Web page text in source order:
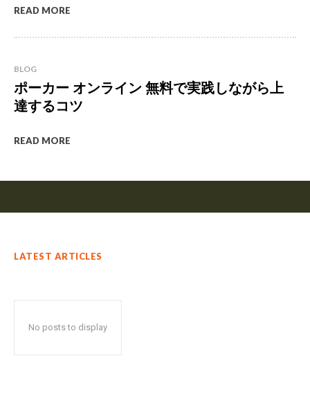
READ MORE
BLOG
ポーカー オンライン 無料で実践しながら上
達するコツ
READ MORE
LATEST ARTICLES
No posts to display